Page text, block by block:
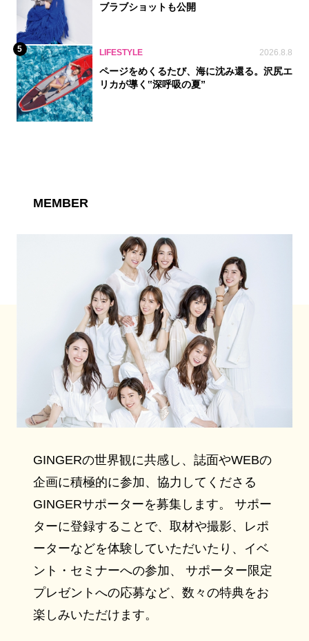
ブラブショットも公開
5 LIFESTYLE 2026.8.8
ページをめくるたび、海に沈み還る。沢尻エ
リカが導く‟深呼吸の夏”
MEMBER
GINGERの世界観に共感し、誌面やWEBの
企画に積極的に参加、協力してくださる
GINGERサポーターを募集します。 サポー
ターに登録することで、取材や撮影、レポ
ーターなどを体験していただいたり、イベ
ント・セミナーへの参加、 サポーター限定
プレゼントへの応募など、数々の特典をお
楽しみいただけます。